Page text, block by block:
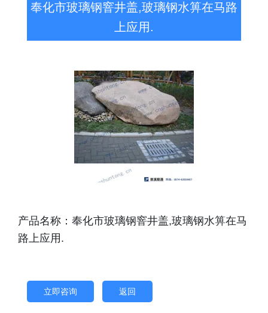
奉化市玻璃钢窨井盖,玻璃钢水箅在马路
上应用.
产品名称：奉化市玻璃钢窨井盖,玻璃钢水箅在马
路上应用.
立即咨询 返回